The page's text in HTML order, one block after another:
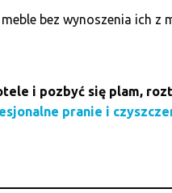
bez wynoszenia ich z
i pozbyć się plam,
pranie i